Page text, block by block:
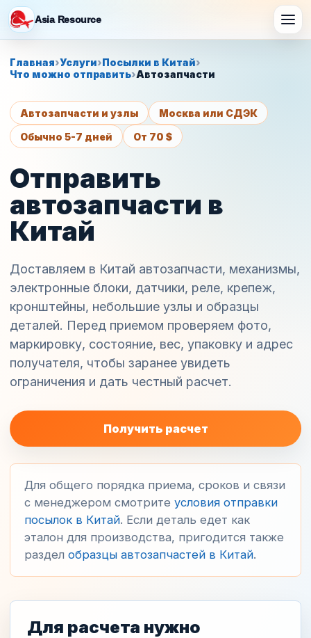
Asia Resource
Главная›Услуги›Посылки в Китай›
Что можно отправить›Автозапчасти
Автозапчасти и узлы
Москва или СДЭК
Обычно 5-7 дней
От 70 $
Отправить
автозапчасти в
Китай
Доставляем в Китай автозапчасти, механизмы,
электронные блоки, датчики, реле, крепеж,
кронштейны, небольшие узлы и образцы
деталей. Перед приемом проверяем фото,
маркировку, состояние, вес, упаковку и адрес
получателя, чтобы заранее увидеть
ограничения и дать честный расчет.
Получить расчет
Для общего порядка приема, сроков и связи
с менеджером смотрите условия отправки
посылок в Китай. Если деталь едет как
эталон для производства, пригодится также
раздел образцы автозапчастей в Китай.
Для расчета нужно